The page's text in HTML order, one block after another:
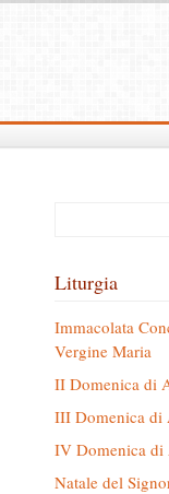
Liturgia
Immacolata
Vergine Maria
II Domenica di
III Domenica di
IV Domenica di
Natale del